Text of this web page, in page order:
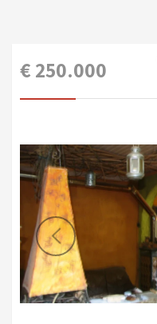
250.000 €
Previous